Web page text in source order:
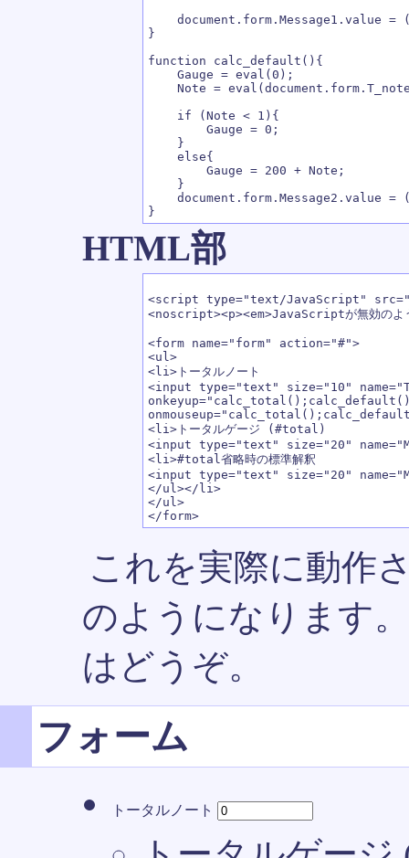
document.form.Message1.value =
}
function calc_default(){
    Gauge = eval(0);
Note =
    if (Note < 1){
        Gauge = 0;
    }
    else{
        Gauge = 200 + Note;
    }
document.form.Message2.value =
HTML部
<script type="text/JavaScript"
<noscript><p><em>JavaScriptが無効のよ
<form name="form" action="#">
<ul>
<li>トータルノート
<input type="text" size="10"
<li>トータルゲージ (#total)
<input type="text" size="20"
<li>#total省略時の標準解釈
<input type="text" size="20"
</ul></li>
</ul>
これを実際に動作
のようになります
はどうぞ。
フォーム
トータルノート